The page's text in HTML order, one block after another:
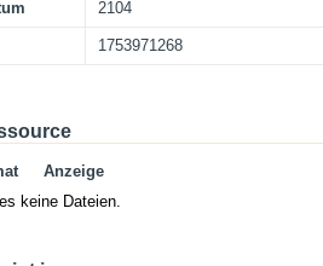
2104
1753971268
Anzeige
keine Dateien.